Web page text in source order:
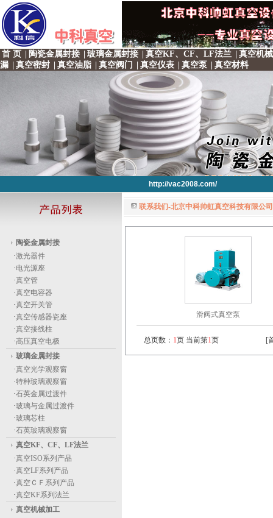
首 页 陶瓷金属封接 玻璃金属封接 真空KF、CF、LF法兰
真空机
漏
真空密封 真空油脂 真空阀门 真空仪表 真空泵 真空材料
http://vac2008.com/
http://vac2008.com/
http://vac2008.com/
http://vac2008.com/
陶瓷金属封接
·激光器件
·电光源座
·真空管
·真空电容器
·真空开关管
·真空传感器瓷座
·真空接线柱
·高压真空电极
玻璃金属封接
·真空光学观察窗
·特种玻璃观察窗
·石英金属过渡件
·玻璃与金属过渡件
·玻璃芯柱
·石英玻璃观察窗
真空KF、CF、LF法兰
·真空ISO系列产品
·真空LF系列产品
·真空ＣＦ系列产品
·真空KF系列法兰
真空机械加工
联系我们-北京中科帅虹真空科技有限公
滑阀式真空泵
总页数： 1页 当前第1页 [